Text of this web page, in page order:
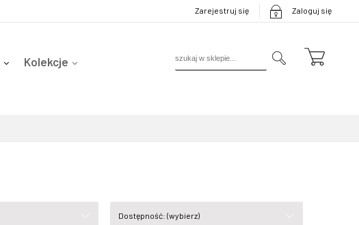
Zarejestruj się Zaloguj się
Kolekcje
Dostępność: (wybierz)